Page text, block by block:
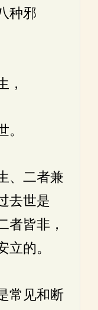
种邪
，
、二者兼
去世是
者皆非，
的。
常见和断